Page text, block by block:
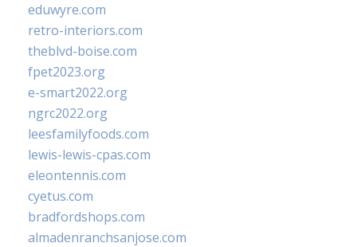
eduwyre.com
retro-interiors.com
theblvd-boise.com
fpet2023.org
e-smart2022.org
ngrc2022.org
leesfamilyfoods.com
lewis-lewis-cpas.com
eleontennis.com
cyetus.com
bradfordshops.com
almadenranchsanjose.com